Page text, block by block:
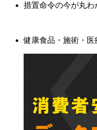
措置命令の今が丸わ
健康食品・施術・